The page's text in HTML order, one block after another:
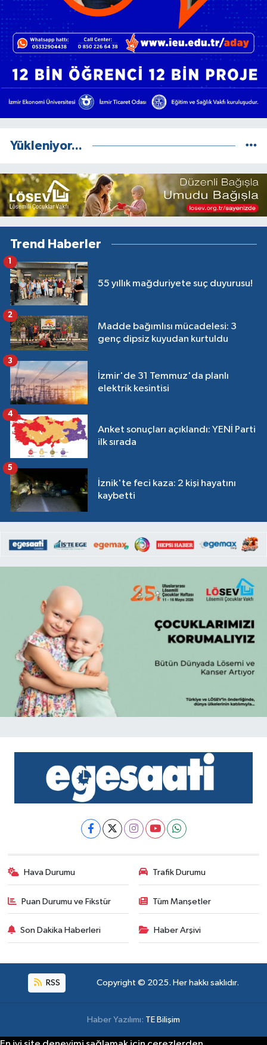
Yükleniyor...
Trend Haberler
55 yıllık mağduriyete suç duyurusu!
1
Madde bağımlısı mücadelesi: 3
genç dipsiz kuyudan kurtuldu
2
İzmir'de 31 Temmuz'da planlı
elektrik kesintisi
3
Anket sonuçları açıklandı: YENİ Parti
ilk sırada
4
İznik'te feci kaza: 2 kişi hayatını
kaybetti
5
Hava Durumu Trafik Durumu
Puan Durumu ve Fikstür Tüm Manşetler
Son Dakika Haberleri Haber Arşivi
RSS Copyright © 2025. Her hakkı saklıdır.
Haber Yazılımı: TE Bilişim